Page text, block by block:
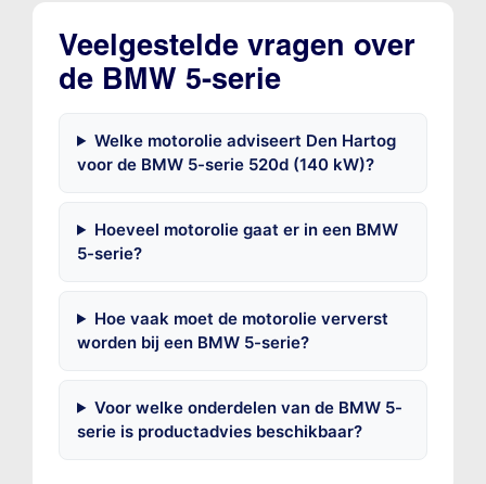
Veelgestelde vragen over
de BMW 5-serie
Welke motorolie adviseert Den Hartog
voor de BMW 5-serie 520d (140 kW)?
Hoeveel motorolie gaat er in een BMW
5-serie?
Hoe vaak moet de motorolie ververst
worden bij een BMW 5-serie?
Voor welke onderdelen van de BMW 5-
serie is productadvies beschikbaar?